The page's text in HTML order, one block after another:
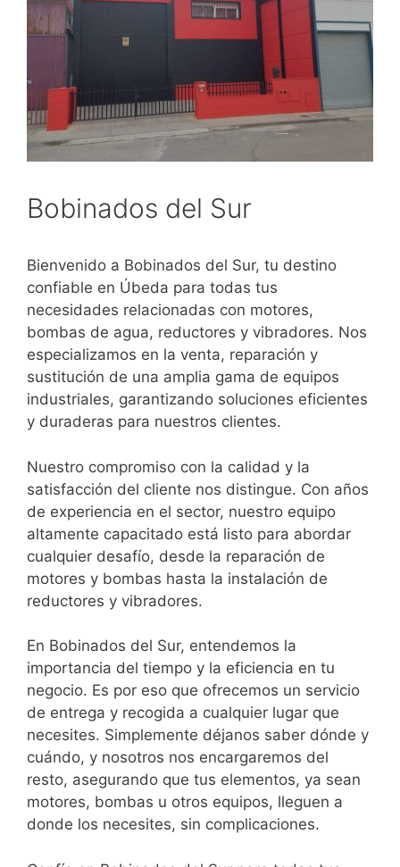
Bobinados del Sur
Bienvenido a Bobinados del Sur, tu destino
confiable en Úbeda para todas tus
necesidades relacionadas con motores,
bombas de agua, reductores y vibradores. Nos
especializamos en la venta, reparación y
sustitución de una amplia gama de equipos
industriales, garantizando soluciones eficientes
y duraderas para nuestros clientes.
Nuestro compromiso con la calidad y la
satisfacción del cliente nos distingue. Con años
de experiencia en el sector, nuestro equipo
altamente capacitado está listo para abordar
cualquier desafío, desde la reparación de
motores y bombas hasta la instalación de
reductores y vibradores.
En Bobinados del Sur, entendemos la
importancia del tiempo y la eficiencia en tu
negocio. Es por eso que ofrecemos un servicio
de entrega y recogida a cualquier lugar que
necesites. Simplemente déjanos saber dónde y
cuándo, y nosotros nos encargaremos del
resto, asegurando que tus elementos, ya sean
motores, bombas u otros equipos, lleguen a
donde los necesites, sin complicaciones.